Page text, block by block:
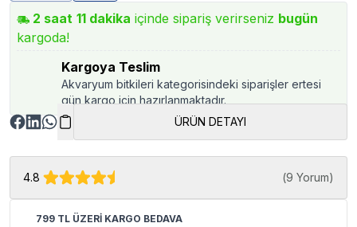
2 saat 11 dakika içinde sipariş verirseniz bugün
kargoda!
Kargoya Teslim
Akvaryum bitkileri kategorisindeki siparişler ertesi
gün kargo için hazırlanmaktadır.
ÜRÜN DETAYI
4.8 (9 Yorum)
799 TL ÜZERİ KARGO BEDAVA